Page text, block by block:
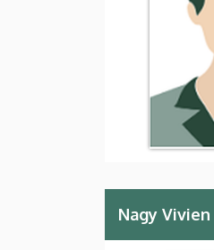
Nagy Vivien